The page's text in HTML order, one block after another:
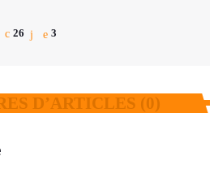
26 3
D’ARTICLES (0)